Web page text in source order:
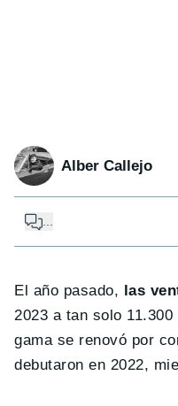
Alber Callejo
...
El año pasado, las
2023 a tan solo
gama se renovó por
debutaron en 2022,